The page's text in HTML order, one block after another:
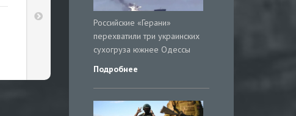
Российские «Герани»
перехватили три украинских
сухогруза южнее Одессы
Подробнее